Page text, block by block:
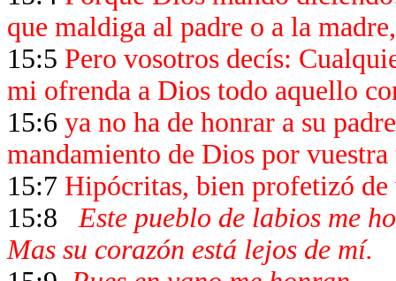
que maldiga al padre o a la
15:5 Pero vosotros decís:
mi ofrenda a Dios todo aquello
15:6 ya no ha de honrar a su
mandamiento de Dios por
15:7 Hipócritas, bien profetizó
15:8
Este pueblo de labios me
Mas su corazón está lejos de mí.